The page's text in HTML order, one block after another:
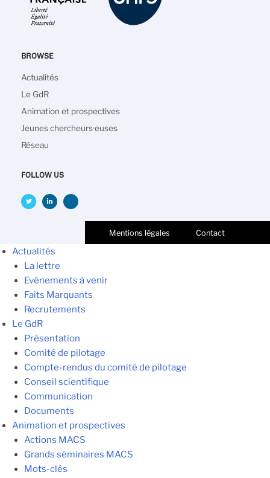
BROWSE
Navigation
principale
Actualités
Le GdR
Animation et prospectives
Jeunes chercheurs·euses
Réseau
FOLLOW US
Mentions légales Contact
Actualités
La lettre
Evénements à venir
Faits Marquants
Recrutements
Le GdR
Présentation
Comité de pilotage
Compte-rendus du comité de pilotage
Conseil scientifique
Communication
Documents
Animation et prospectives
Actions MACS
Grands séminaires MACS
Mots-clés